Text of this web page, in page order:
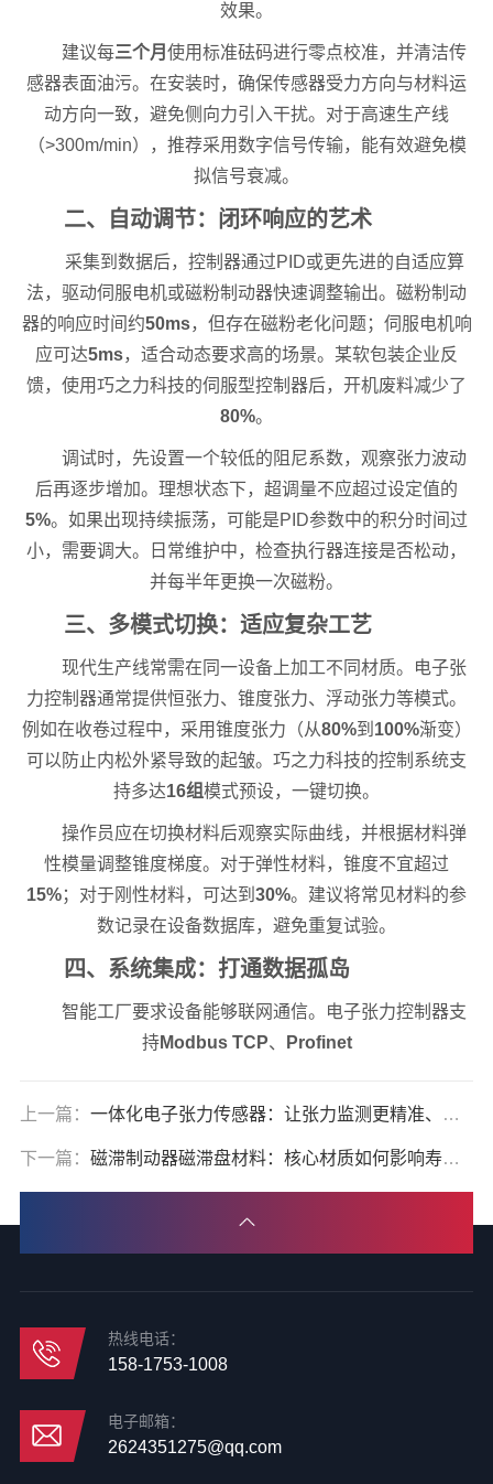
效果。
建议每三个月 使用标准砝码进行零点校准，并清洁传
感器表面油污。在安装时，确保传感器受力方向与材料运
动方向一致，避免侧向力引入干扰。对于高速生产线
（>300m/min），推荐采用数字信号传输，能有效避免模
拟信号衰减。
二、自动调节：闭环响应的艺术
采集到数据后，控制器通过PID或更先进的自适应算
法，驱动伺服电机或磁粉制动器快速调整输出。磁粉制动
器的响应时间约50ms，但存在磁粉老化问题；伺服电机响
应可达5ms，适合动态要求高的场景。某软包装企业反
馈，使用巧之力科技的伺服型控制器后，开机废料减少了
80%。
调试时，先设置一个较低的阻尼系数，观察张力波动
后再逐步增加。理想状态下，超调量不应超过设定值的
5%。如果出现持续振荡，可能是PID参数中的积分时间过
小，需要调大。日常维护中，检查执行器连接是否松动，
并每半年更换一次磁粉。
三、多模式切换：适应复杂工艺
现代生产线常需在同一设备上加工不同材质。电子张
力控制器通常提供恒张力、锥度张力、浮动张力等模式。
例如在收卷过程中，采用锥度张力（从80%到 100%渐变）
可以防止内松外紧导致的起皱。巧之力科技的控制系统支
持多达16组模式预设，一键切换。
操作员应在切换材料后观察实际曲线，并根据材料弹
性模量调整锥度梯度。对于弹性材料，锥度不宜超过
15%；对于刚性材料，可达到 30%。建议将常见材料的参
数记录在设备数据库，避免重复试验。
四、系统集成：打通数据孤岛
智能工厂要求设备能够联网通信。电子张力控制器支
持Modbus TCP、 Profinet
上一篇： 一体化电子张力传感器：让张力监测更精准、安装更简单
下一篇： 磁滞制动器磁滞盘材料：核心材质如何影响寿命与精度
热线电话：
158-1753-1008
电子邮箱：
2624351275@qq.com